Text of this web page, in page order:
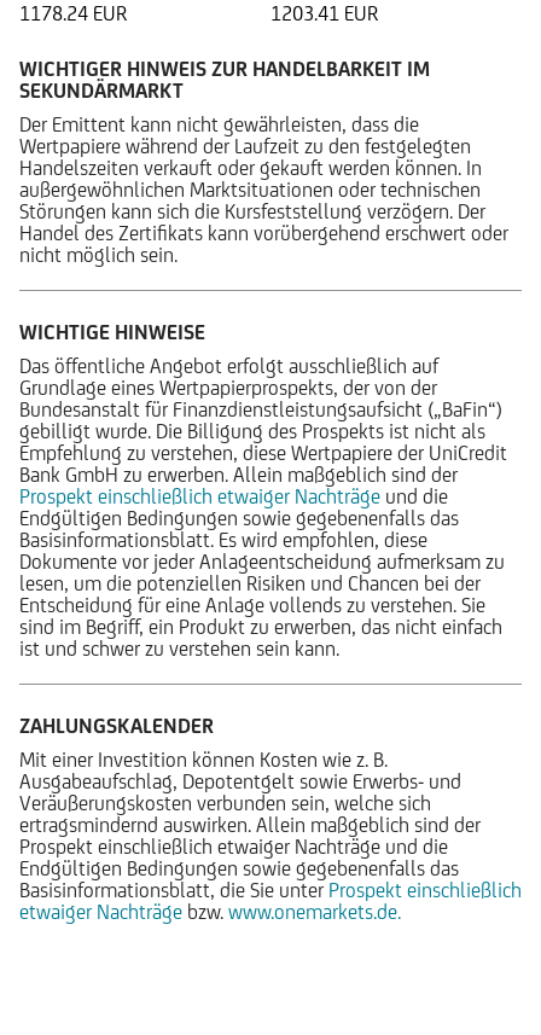
1178.24 EUR
1203.41 EUR
WICHTIGER HINWEIS ZUR HANDELBARKEIT IM
SEKUNDÄRMARKT
Der Emittent kann nicht gewährleisten, dass die
Wertpapiere während der Laufzeit zu den festgelegten
Handelszeiten verkauft oder gekauft werden können. In
außergewöhnlichen Marktsituationen oder technischen
Störungen kann sich die Kursfeststellung verzögern. Der
Handel des Zertifikats kann vorübergehend erschwert oder
nicht möglich sein.
WICHTIGE HINWEISE
Das öffentliche Angebot erfolgt ausschließlich auf
Grundlage eines Wertpapierprospekts, der von der
Bundesanstalt für Finanzdienstleistungsaufsicht („BaFin“)
gebilligt wurde. Die Billigung des Prospekts ist nicht als
Empfehlung zu verstehen, diese Wertpapiere der UniCredit
Bank GmbH zu erwerben. Allein maßgeblich sind der
Prospekt einschließlich etwaiger Nachträge und die
Endgültigen Bedingungen sowie gegebenenfalls das
Basisinformationsblatt. Es wird empfohlen, diese
Dokumente vor jeder Anlageentscheidung aufmerksam zu
lesen, um die potenziellen Risiken und Chancen bei der
Entscheidung für eine Anlage vollends zu verstehen. Sie
sind im Begriff, ein Produkt zu erwerben, das nicht einfach
ist und schwer zu verstehen sein kann.
ZAHLUNGSKALENDER
Mit einer Investition können Kosten wie z. B.
Ausgabeaufschlag, Depotentgelt sowie Erwerbs- und
Veräußerungskosten verbunden sein, welche sich
ertragsmindernd auswirken. Allein maßgeblich sind der
Prospekt einschließlich etwaiger Nachträge und die
Endgültigen Bedingungen sowie gegebenenfalls das
Basisinformationsblatt, die Sie unter Prospekt einschließlich
etwaiger Nachträge bzw. www.onemarkets.de.